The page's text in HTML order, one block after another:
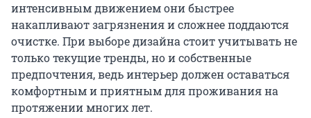
интенсивным движением они быстрее
накапливают загрязнения и сложнее поддаются
очистке. При выборе дизайна стоит учитывать не
только текущие тренды, но и собственные
предпочтения, ведь интерьер должен оставаться
комфортным и приятным для проживания на
протяжении многих лет.